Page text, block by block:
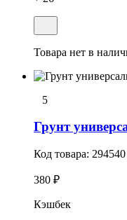
Товара нет в
5
Грунт
Код товара: 294540
380 ₽
Кэшбек